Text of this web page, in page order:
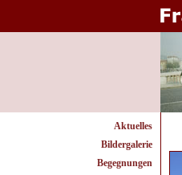
Aktuelles
Bildergalerie
Begegnungen